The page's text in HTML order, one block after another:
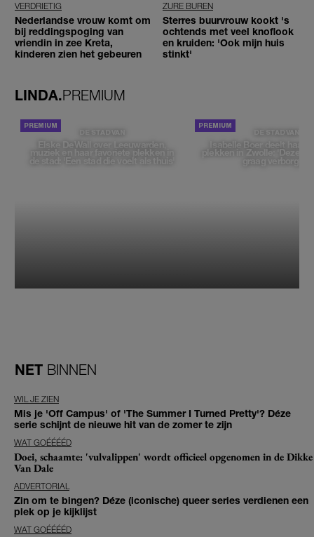
VERDRIETIG
Nederlandse vrouw komt om
bij reddingspoging van
vriendin in zee Kreta,
kinderen zien het gebeuren
ZURE BUREN
Sterres buurvrouw kookt 's
ochtends met veel knoflook
en kruiden: 'Ook mijn huis
stinkt'
LINDA.PREMIUM
DE STAD VAN
Elske DeWall over Leeuwarden,
muziek en haar favoriete plekken in
de stad: 'Een stad die voelt als thuis'
DE STAD VAN
Isabelle Boer deelt haar
plekken in Zwolle: 'Deze
graag verborgen'
NET BINNEN
WIL JE ZIEN
Mis je 'Off Campus' of 'The Summer I Turned Pretty'? Déze
serie schijnt de nieuwe hit van de zomer te zijn
WAT GOÉÉÉÉD
Doei, schaamte: 'vulvalippen' wordt officieel opgenomen in de Dikke
Van Dale
ADVERTORIAL
Zin om te bingen? Déze (iconische) queer series verdienen een
plek op je kijklijst
WAT GOÉÉÉÉD